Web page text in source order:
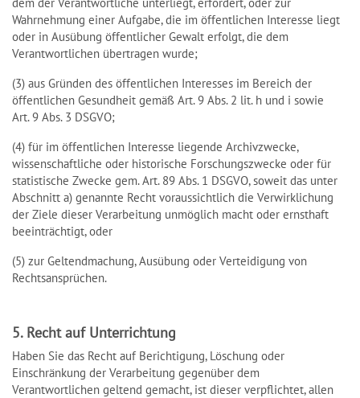
Wahrnehmung einer Aufgabe, die im öffentlichen Interesse liegt
oder in Ausübung öffentlicher Gewalt erfolgt, die dem
Verantwortlichen übertragen wurde;
(3) aus Gründen des öffentlichen Interesses im Bereich der
öffentlichen Gesundheit gemäß Art. 9 Abs. 2 lit. h und i sowie
Art. 9 Abs. 3 DSGVO;
(4) für im öffentlichen Interesse liegende Archivzwecke,
wissenschaftliche oder historische Forschungszwecke oder für
statistische Zwecke gem. Art. 89 Abs. 1 DSGVO, soweit das unter
Abschnitt a) genannte Recht voraussichtlich die Verwirklichung
der Ziele dieser Verarbeitung unmöglich macht oder ernsthaft
beeinträchtigt, oder
(5) zur Geltendmachung, Ausübung oder Verteidigung von
Rechtsansprüchen.
5. Recht auf Unterrichtung
Haben Sie das Recht auf Berichtigung, Löschung oder
Einschränkung der Verarbeitung gegenüber dem
Verantwortlichen geltend gemacht, ist dieser verpflichtet, allen